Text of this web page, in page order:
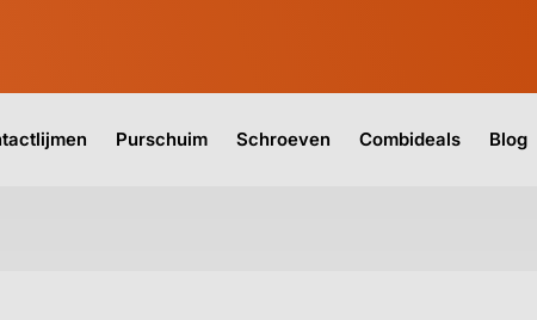
Purschuim Schroeven Combideals Blog